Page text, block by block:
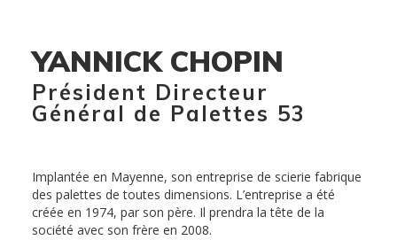
YANNICK CHOPIN
Président Directeur
Général de Palettes 53
Implantée en Mayenne, son entreprise de scierie fabrique
des palettes de toutes dimensions. L’entreprise a été
créée en 1974, par son père. Il prendra la tête de la
société avec son frère en 2008.